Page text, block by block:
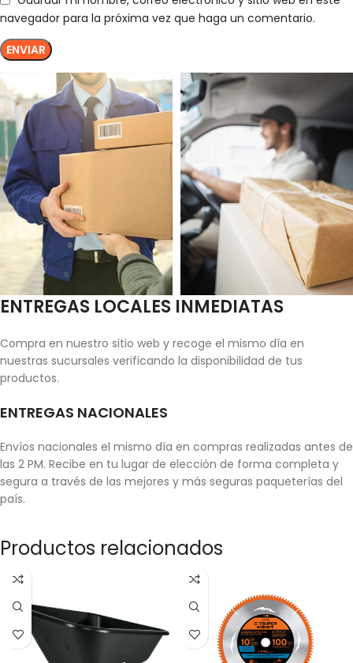
navegador para la próxima vez que haga un comentario.
ENTREGAS LOCALES INMEDIATAS
Compra en nuestro sitio web y recoge el mismo día en
nuestras sucursales verificando la disponibilidad de tus
productos.
ENTREGAS NACIONALES
Envíos nacionales el mismo día en compras realizadas antes de
las 2 PM. Recibe en tu lugar de elección de forma completa y
segura a través de las mejores y más seguras paqueterías del
país.
Productos relacionados